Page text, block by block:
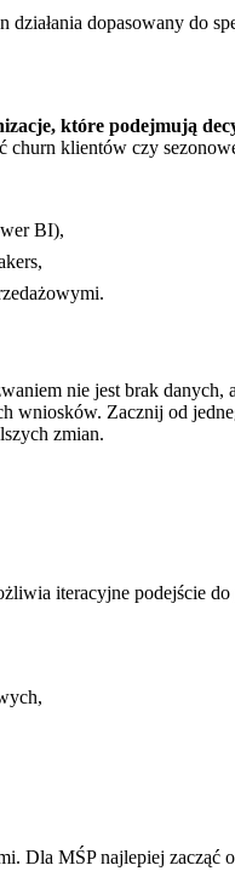
działania dopasowany do
które podejmują
churn klientów czy
BI),
nie jest brak danych,
wniosków. Zacznij od
zmian.
iteracyjne podejście
Dla MŚP najlepiej